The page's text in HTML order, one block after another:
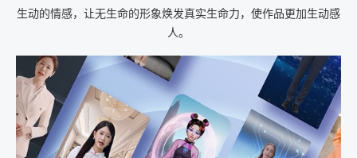
生动的情感，让无生命的形象焕发真实生命力，使作品更加生动感
人。